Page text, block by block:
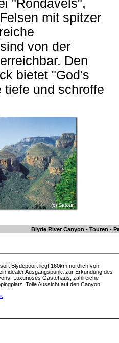
"Rondavels",
mit spitzer
von der
Den
bietet "God's
tiefe und schroffe
Blyde River Canyon - Touren -
Blydepoort liegt 160km nördlich von
idealer Ausgangspunkt zur Erkundung des
Luxuriöses Gästehaus, zahlreiche
Tolle Aussicht auf den Canyon.